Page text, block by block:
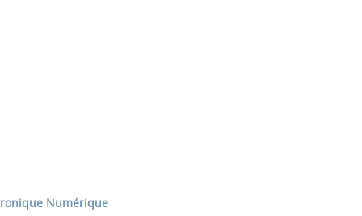
Numérique